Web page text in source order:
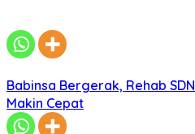
Babinsa Bergerak, Rehab
Makin Cepat